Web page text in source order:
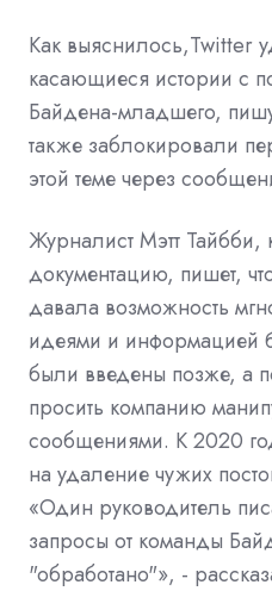
Как выяснилось,Twitter
касающиеся истории с
Байдена-младшего,
также заблокировали
этой теме через
Журналист Мэтт
документацию, пишет,
давала возможность
идеями и информацией
были введены позже, а
просить компанию
сообщениями. К 2020
на удаление чужих
«Один руководитель
запросы от команды
"обработано"», -